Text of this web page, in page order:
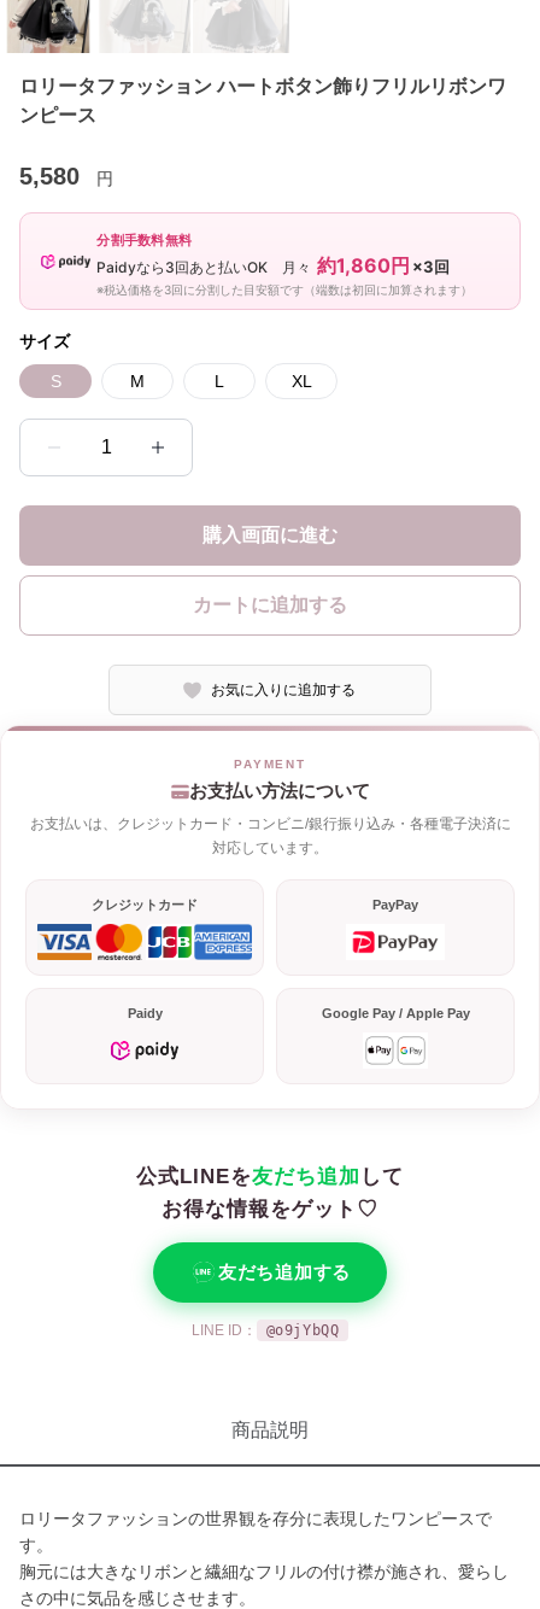
ロリータファッション ハートボタン飾りフリルリボンワ
ンピース
5,580 円
分割手数料無料
Paidyなら3回あと払いOK 月々 約1,860円 ×3回
※税込価格を3回に分割した目安額です（端数は初回に加算されます）
サイズ
S M L XL
1
購入画面に進む
カートに追加する
お気に入りに追加する
お支払い方法について
お支払いは、クレジットカード・コンビニ/銀行振り込み・各種電子決済に
対応しています。
クレジットカード PayPay
Paidy Google Pay / Apple Pay
公式LINEを友だち追加 して
お得な情報をゲット♡
友だち追加する
LINE ID： @o9jYbQQ
商品説明
ロリータファッションの世界観を存分に表現したワンピースで
す。
胸元には大きなリボンと繊細なフリルの付け襟が施され、愛らし
さの中に気品を感じさせます。